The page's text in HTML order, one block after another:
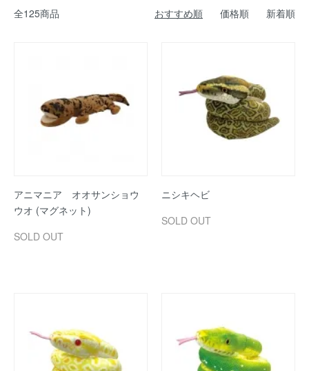
全125商品 おすすめ順 価格順 新着順
アニマニア オオサンショウ
ウオ (マグネット)
SOLD OUT
ニシキヘビ
SOLD OUT